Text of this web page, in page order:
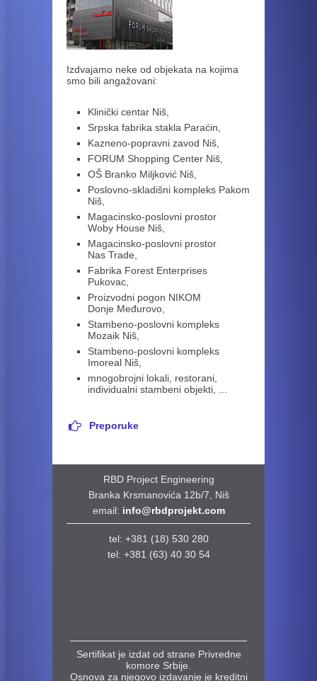
Izdvajamo neke od objekata na kojima
smo bili angažovani:
Klinički centar Niš,
Srpska fabrika stakla Paraćin,
Kazneno-popravni zavod Niš,
FORUM Shopping Center Niš,
OŠ Branko Miljković Niš,
Poslovno-skladišni kompleks Pakom
Niš,
Magacinsko-poslovni prostor
Woby House Niš,
Magacinsko-poslovni prostor
Nas Trade,
Fabrika Forest Enterprises
Pukovac,
Proizvodni pogon NIKOM
Donje Međurovo,
Stambeno-poslovni kompleks
Mozaik Niš,
Stambeno-poslovni kompleks
Imoreal Niš,
mnogobrojni lokali, restorani,
individualni stambeni objekti, ...
Preporuke
RBD Project Engineering
Branka Krsmanovića 12b/7, Niš
email: info@rbdprojekt.com
tel: +381 (18) 530 280
tel: +381 (63) 40 30 54
Sertifikat je izdat od strane Privredne
komore Srbije.
Osnova za njegovo izdavanje je kreditni